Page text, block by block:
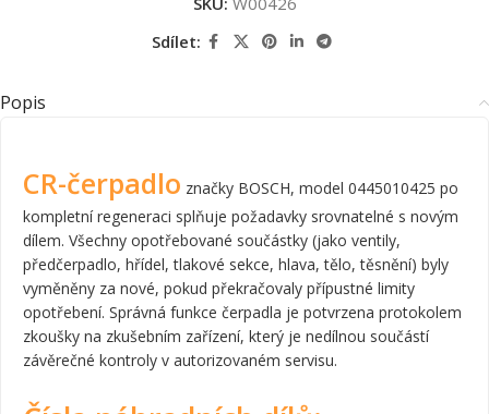
Sdílet:
Popis
CR-čerpadlo značky BOSCH, model 0445010425 po
kompletní regeneraci splňuje požadavky srovnatelné s novým
dílem. Všechny opotřebované součástky (jako ventily,
předčerpadlo, hřídel, tlakové sekce, hlava, tělo, těsnění) byly
vyměněny za nové, pokud překračovaly přípustné limity
opotřebení. Správná funkce čerpadla je potvrzena protokolem
zkoušky na zkušebním zařízení, který je nedílnou součástí
závěrečné kontroly v autorizovaném servisu.